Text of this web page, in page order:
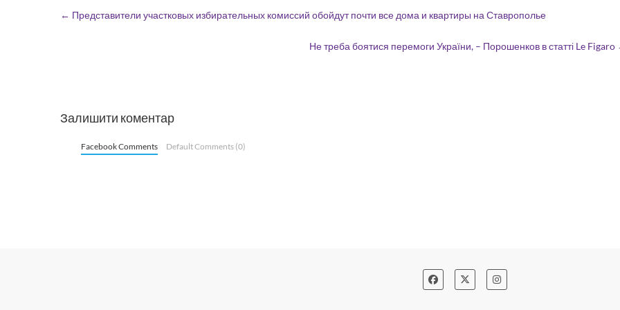
← Представители участковых избирательных комиссий обойдут почти все дома и квартиры на Ставрополье
Не треба боятися перемоги України, – Порошенков в статті Le Figaro
Залишити коментар
Facebook Comments Default Comments (0)